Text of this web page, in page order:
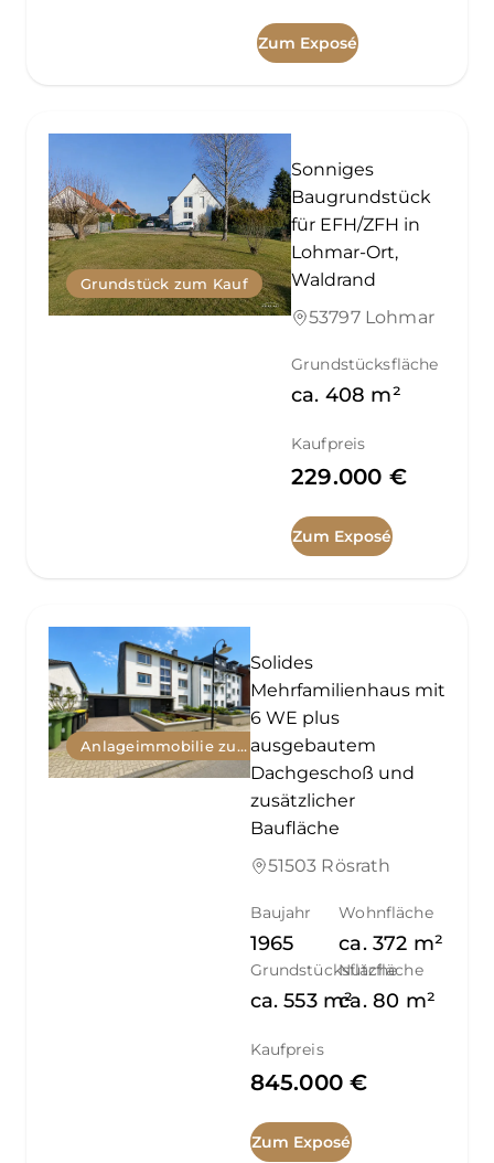
Zum Exposé
Grundstück zum Kauf
Sonniges
Baugrundstück
für EFH/ZFH in
Lohmar-Ort,
Waldrand
53797 Lohmar
Grundstücksfläche
ca. 408 m²
Kaufpreis
229.000 €
Zum Exposé
Anlageimmobilie zum Kauf
Solides
Mehrfamilienhaus mit
6 WE plus
ausgebautem
Dachgeschoß und
zusätzlicher
Baufläche
51503 Rösrath
Baujahr
1965
Wohnfläche
ca. 372 m²
Grundstücksfläche
ca. 553 m²
Nutzfläche
ca. 80 m²
Kaufpreis
845.000 €
Zum Exposé